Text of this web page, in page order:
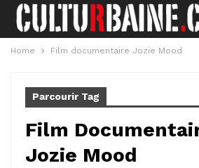
Home Film documentaire Jozie Mood
Parcourir Tag
Film
Jozie Mood